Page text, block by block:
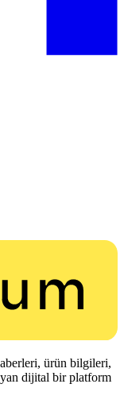
ürün bilgileri,
dijital bir platform